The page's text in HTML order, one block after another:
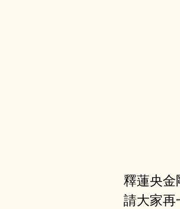
釋蓮央金
請⼤家再